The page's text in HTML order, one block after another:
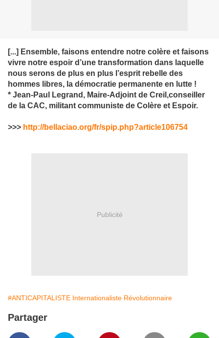
[...] Ensemble, faisons entendre notre colère et faisons
vivre notre espoir d’une transformation dans laquelle
nous serons de plus en plus l’esprit rebelle des
hommes libres, la démocratie permanente en lutte !
* Jean-Paul Legrand , Maire-Adjoint de Creil,conseiller
de la CAC, militant communiste de Colère et Espoir.
>>> http://bellaciao.org/fr/spip.php?article106754
Publicité
#ANTICAPITALISTE Internationaliste Révolutionnaire
Partager